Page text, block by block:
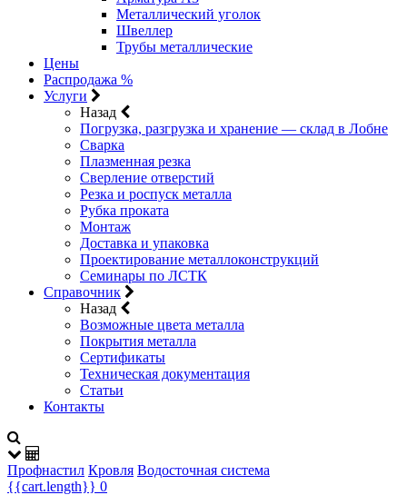
Металлический уголок
Швеллер
Трубы металлические
Цены
Распродажа %
Услуги
Назад
Погрузка, разгрузка и хранение — склад в Лобне
Сварка
Плазменная резка
Сверление отверстий
Резка и роспуск металла
Рубка проката
Монтаж
Доставка и упаковка
Проектирование металлоконструкций
Семинары по ЛСТК
Справочник
Назад
Возможные цвета металла
Покрытия металла
Сертификаты
Техническая документация
Статьи
Контакты
Профнастил Кровля Водосточная система
{{cart.length}} 0